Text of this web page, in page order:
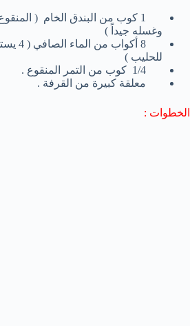
1 كوب من البندق الخام (
وغسله جيداً )
للحليب )
معلقة كبيرة من القرفة .
الخطوات :